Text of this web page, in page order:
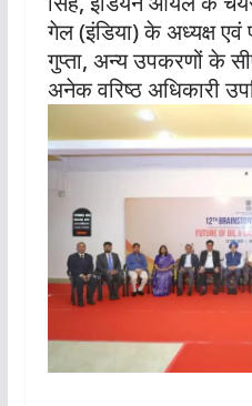
गेल (इंडिया) के अध्यक्ष
गुप्ता, अन्य उपकरणों के
अनेक वरिष्ठ अधिकारी